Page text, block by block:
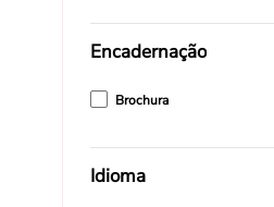
Encadernação
Brochura
Idioma